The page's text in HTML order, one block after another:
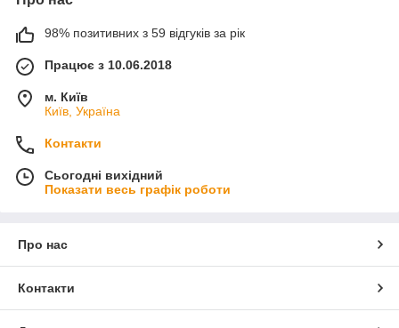
98% позитивних з 59 відгуків за рік
Працює з 10.06.2018
м. Київ
Київ, Україна
Контакти
Сьогодні вихідний
Показати весь графік роботи
Про нас
Контакти